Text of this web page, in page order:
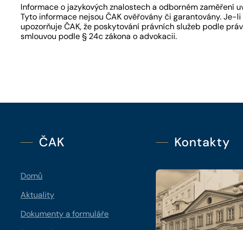
Informace o jazykových znalostech a odborném zaměření
Tyto informace nejsou ČAK ověřovány či garantovány.
upozorňuje ČAK, že poskytování právních služeb podle
smlouvou podle § 24c zákona o advokacii.
ČAK
Domů
Aktuality
Dokumenty a formuláře
Kontakty